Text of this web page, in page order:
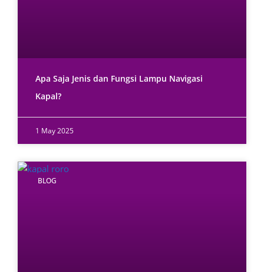
Apa Saja Jenis dan Fungsi Lampu Navigasi
Kapal?
1 May 2025
BLOG